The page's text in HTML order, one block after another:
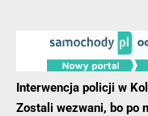
Interwencja policji w
Zostali wezwani, bo po